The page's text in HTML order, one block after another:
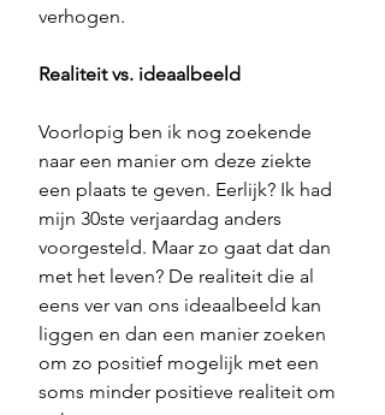
verhogen.
Realiteit vs. ideaalbeeld
Voorlopig ben ik nog zoekende
naar een manier om deze ziekte
een plaats te geven. Eerlijk? Ik had
mijn 30ste verjaardag anders
voorgesteld. Maar zo gaat dat dan
met het leven? De realiteit die al
eens ver van ons ideaalbeeld kan
liggen en dan een manier zoeken
om zo positief mogelijk met een
soms minder positieve realiteit om